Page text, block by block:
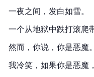
一夜之间，发白如雪。
一个从地狱中跌打滚爬
然而，你说，你是恶魔
我冷笑，如果你是恶魔